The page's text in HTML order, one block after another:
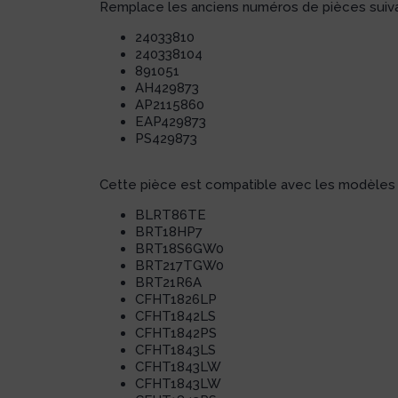
Remplace les anciens numéros de pièces
24033810
240338104
891051
AH429873
AP2115860
EAP429873
PS429873
Cette pièce est compatible avec les modèles
BLRT86TE
BRT18HP7
BRT18S6GW0
BRT217TGW0
BRT21R6A
CFHT1826LP
CFHT1842LS
CFHT1842PS
CFHT1843LS
CFHT1843LW
CFHT1843LW